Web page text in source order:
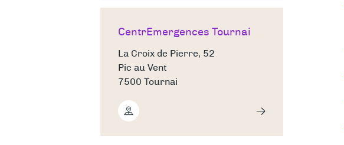
CentrEmergences Tournai
La Croix de Pierre, 52
Pic au Vent
7500 Tournai